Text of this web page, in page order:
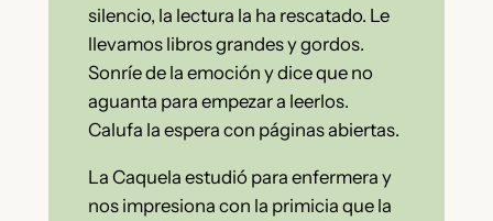
silencio, la lectura la ha rescatado. Le
llevamos libros grandes y gordos.
Sonríe de la emoción y dice que no
aguanta para empezar a leerlos.
Calufa la espera con páginas abiertas.
La Caquela estudió para enfermera y
nos impresiona con la primicia que la